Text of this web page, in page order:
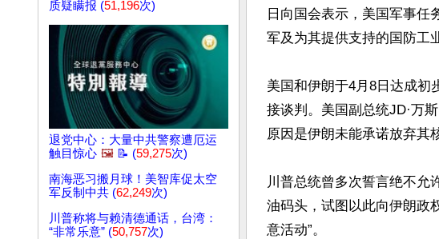
质疑瞒报 (51,196次)
退党中心：大量中共警察遭厄运
触目惊心 🖼️ 📝 (59,275次)
南海恶习搬月球！美智库促太空
军反制中共 (62,249次)
川普称将与赖清德通话，台湾：
“非常乐意” (50,757次)
日向国会表示，美国军事任
军及为其提供支持的国防工
美国和伊朗于4月8日达成初
接谈判。美国副总统JD·万
原因是伊朗未能承诺放弃其
川普总统曾多次誓言绝不允
油码头，试图以此向伊朗政
意活动”。